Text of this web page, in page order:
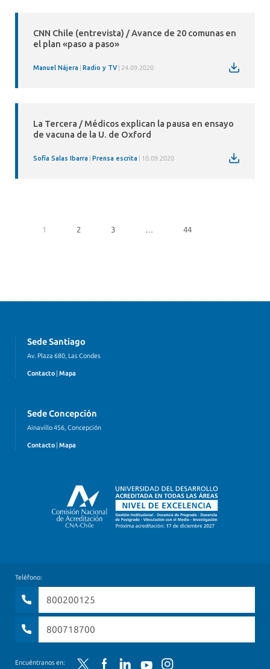
CNN Chile (entrevista) / Avance de 20 comunas en
el plan «paso a paso»
Manuel Nájera Radio y TV 24.09.2020
La Tercera / Médicos explican la pausa en ensayo
de vacuna de la U. de Oxford
Sofía Salas Ibarra Prensa escrita 10.09.2020
1 2 3 … 44
Sede Santiago
Av. Plaza 680, Las Condes
Contacto | Mapa
Sede Concepción
Ainavillo 456, Concepción
Contacto | Mapa
Teléfono:
800200125
800718700
Encuéntranos en: Twitter FacebookLinkedInYouTubeInstagram